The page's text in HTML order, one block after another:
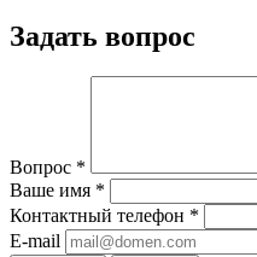
Задать вопрос
Вопрос *
Ваше имя *
Контактный телефон *
E-mail